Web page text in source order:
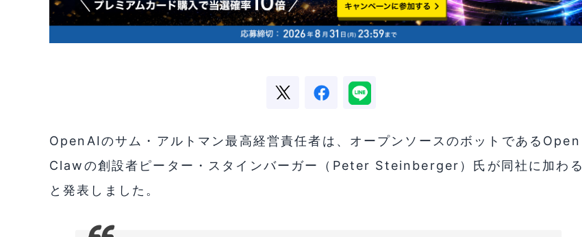
OpenAIのサム・アルトマン最高経営責任者は、オープンソースのボットであるOpen
Clawの創設者ピーター・スタインバーガー（Peter Steinberger）氏が同社に加わる
と発表しました。